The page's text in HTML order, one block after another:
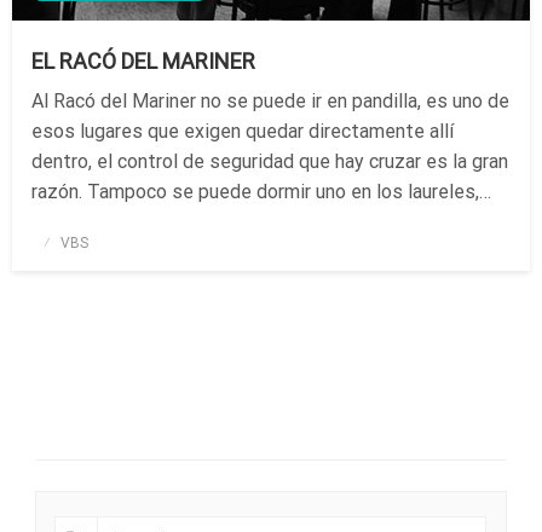
EL RACÓ DEL MARINER
Al Racó del Mariner no se puede ir en pandilla, es uno de
esos lugares que exigen quedar directamente allí
dentro, el control de seguridad que hay cruzar es la gran
razón. Tampoco se puede dormir uno en los laureles,…
Publicado
VBS